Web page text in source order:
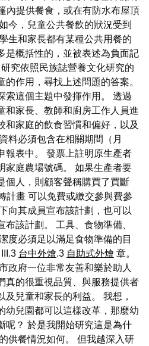
內提供餐食，或在有防水布屋頂
今，兒童公共餐飲的狀況受到
生和家長都有某種公共用餐的
是概括性的，並被表述為負面記
研究依照民族誌營養文化研究的
作用，尋找上述問題的答案。
索這個主題中發揮作用。 透過
和家長、教師和廚房工作人員進
和家庭的飲食習慣和偏好，以及
料必須包含在相關期間（月
報表中。 發票上註明原生產者
家庭農場號碼。 如果生產者要
個人，則顧客聲稱購買了買斷
計畫 可以免費或繳交參與費參
向其成員宣布該計劃，也可以
該計劃。 工具、食物準備、
度必須足以滿足食物準備的目
台中外燴.3 自助式外燴 章。
政府一位非常友善和樂於助人
真的很重視品質、與服務提供者
兒童和家長的利益。 我想，
幼兒園都可以這樣改革，那麼幼
呢？ 於是我開始研究這是為什
供餐情況如何。 但我越深入研